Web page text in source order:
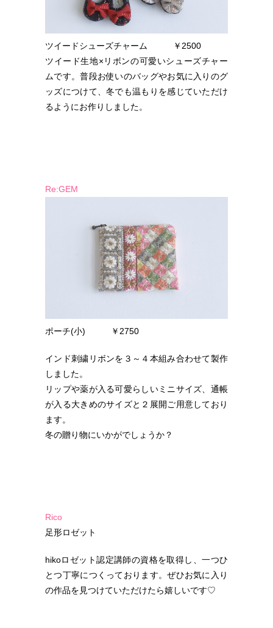
ツイードシューズチャーム ￥2500
ツイード生地×リボンの可愛いシューズチャー
ムです。普段お使いのバッグやお気に入りのグ
ッズにつけて、冬でも温もりを感じていただけ
るようにお作りしました。
Re:GEM
ポーチ(小) ￥2750
インド刺繍リボンを３～４本組み合わせて製作
しました。
リップや薬が入る可愛らしいミニサイズ、通帳
が入る大きめのサイズと２展開ご用意しており
ます。
冬の贈り物にいかがでしょうか？
Rico
足形ロゼット
hikoロゼット認定講師の資格を取得し、一つひ
とつ丁寧につくっております。ぜひお気に入り
の作品を見つけていただけたら嬉しいです♡